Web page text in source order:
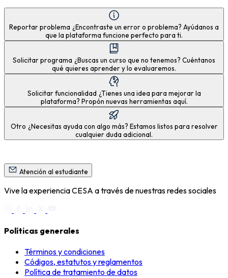
Reportar problema ¿Encontraste un error o problema? Ayúdanos a
que la plataforma funcione perfecto para ti.
Solicitar programa ¿Buscas un curso que no tenemos? Cuéntanos
qué quieres aprender y lo evaluaremos.
Solicitar funcionalidad ¿Tienes una idea para mejorar la
plataforma? Propón nuevas herramientas aquí.
Otro ¿Necesitas ayuda con algo más? Estamos listos para resolver
cualquier duda adicional.
Atención al estudiante
Vive la experiencia CESA a través de nuestras redes sociales
Políticas generales
Términos y condiciones
Códigos, estatutos y reglamentos
Política de tratamiento de datos